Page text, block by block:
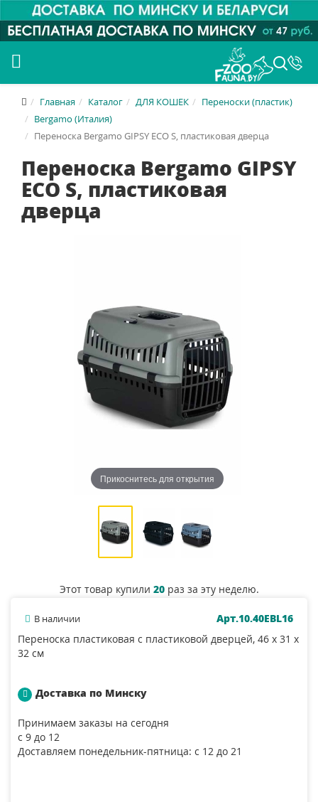
Главная Каталог ДЛЯ КОШЕК
Переноски (пластик)
Bergamo (Италия)
Переноска Bergamo GIPSY ECO S, пластиковая дверца
Переноска Bergamo GIPSY
ECO S, пластиковая
дверца
Прикоснитесь для открытия
Этот товар купили 20раз за эту неделю.
В наличии
Арт.10.40EBL16
Переноска пластиковая с пластиковой дверцей, 46 x 31 x
32 см
Доставка по Минску
Принимаем заказы на сегодня
с 9 до 12
Доставляем понедельник-пятница: с 12 до 21